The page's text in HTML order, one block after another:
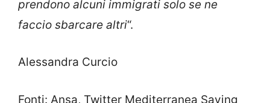
prendono alcuni immigrati solo se ne
faccio sbarcare altri“.
Alessandra Curcio
Fonti: Ansa, Twitter Mediterranea Saving